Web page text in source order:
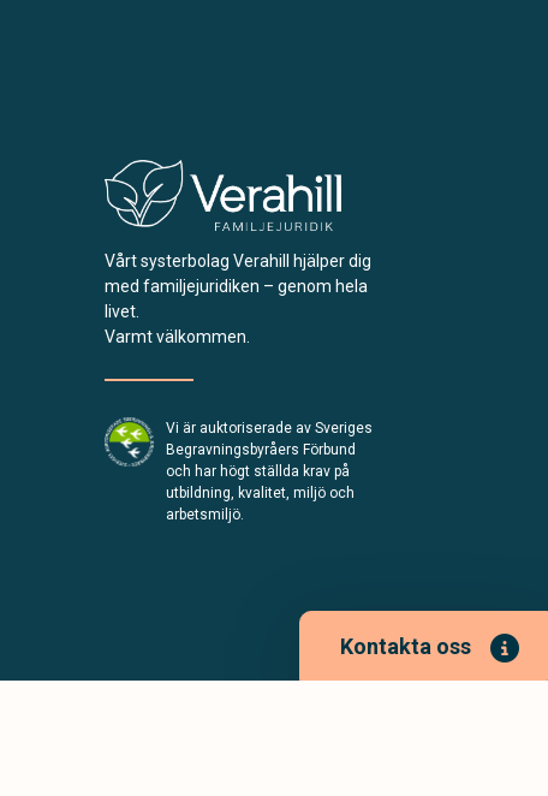
Kontakta oss
Vårt systerbolag Verahill hjälper dig
med familjejuridiken – genom hela
livet.
Varmt välkommen.
Vi är auktoriserade av Sveriges
Begravningsbyråers Förbund
och har högt ställda krav på
utbildning, kvalitet, miljö och
arbetsmiljö.